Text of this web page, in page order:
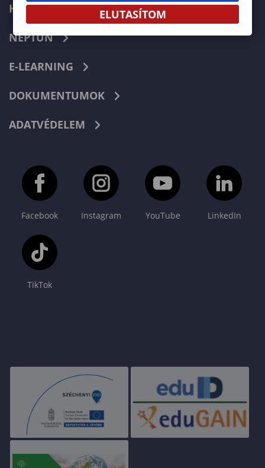
HIBABEJELENTÉS
NEPTUN
E-LEARNING
DOKUMENTUMOK
ADATVÉDELEM
Facebook Instagram YouTube LinkedIn
TikTok
ELUTASÍTOM